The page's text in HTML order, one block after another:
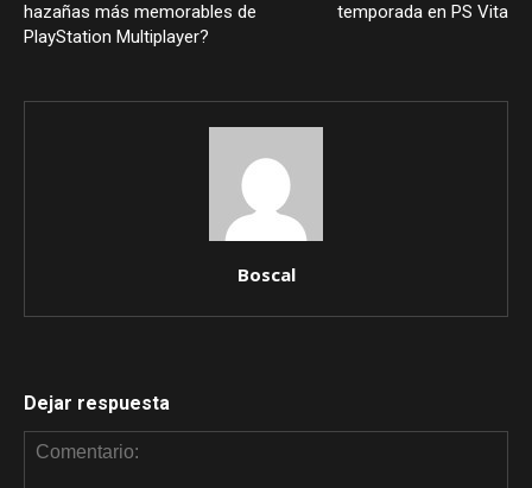
hazañas más memorables de
PlayStation Multiplayer?
temporada en PS Vita
Boscal
Dejar respuesta